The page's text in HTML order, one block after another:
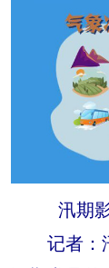
汛期影
记者：